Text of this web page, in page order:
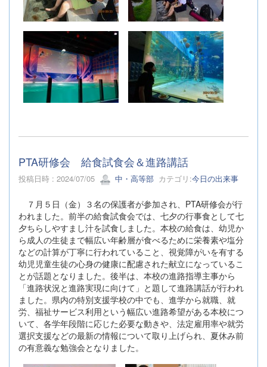
PTA研修会 給食試食会＆進路講話
投稿日時 : 2024/07/05 中・高等部 カテゴリ:今日の出来事
７月５日（金）３名の保護者が参加され、PTA研修会が行
われました。前半の給食試食会では、七夕の行事食として七
夕ちらしやすまし汁を試食しました。本校の給食は、幼児か
ら成人の生徒まで幅広い年齢層が食べるために栄養素や塩分
などの計算が丁寧に行われていること、視覚障がいを有する
幼児児童生徒の心身の健康に配慮された献立になっているこ
とが話題となりました。後半は、本校の進路指導主事から
「進路状況と進路実現に向けて」と題して進路講話が行われ
ました。県内の特別支援学校の中でも、進学から就職、就
労、福祉サービス利用という幅広い進路希望がある本校につ
いて、各学年段階に応じた必要な動きや、法定雇用率や就労
選択支援などの最新の情報について取り上げられ、夏休み前
の有意義な勉強会となりました。